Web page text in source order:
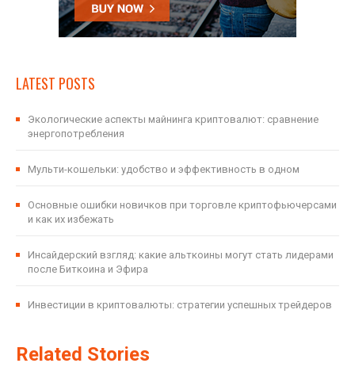
LATEST POSTS
Экологические аспекты майнинга криптовалют: сравнение
энергопотребления
Мульти-кошельки: удобство и эффективность в одном
Основные ошибки новичков при торговле криптофьючерсами
и как их избежать
Инсайдерский взгляд: какие альткоины могут стать лидерами
после Биткоина и Эфира
Инвестиции в криптовалюты: стратегии успешных трейдеров
Related Stories